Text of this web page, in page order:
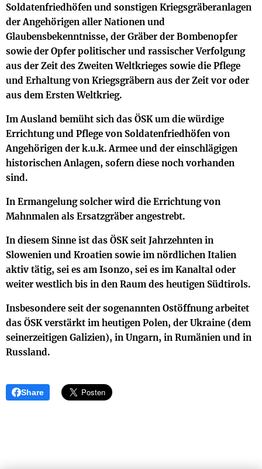
Soldatenfriedhöfen und sonstigen Kriegsgräberanlagen
der Angehörigen aller Nationen und
Glaubensbekenntnisse, der Gräber der Bombenopfer
sowie der Opfer politischer und rassischer Verfolgung
aus der Zeit des Zweiten Weltkrieges sowie die Pflege
und Erhaltung von Kriegsgräbern aus der Zeit vor oder
aus dem Ersten Weltkrieg.
Im Ausland bemüht sich das ÖSK um die würdige
Errichtung und Pflege von Soldatenfriedhöfen von
Angehörigen der k.u.k. Armee und der einschlägigen
historischen Anlagen, sofern diese noch vorhanden
sind.
In Ermangelung solcher wird die Errichtung von
Mahnmalen als Ersatzgräber angestrebt.
In diesem Sinne ist das ÖSK seit Jahrzehnten in
Slowenien und Kroatien sowie im nördlichen Italien
aktiv tätig, sei es am Isonzo, sei es im Kanaltal oder
weiter westlich bis in den Raum des heutigen Südtirols.
Insbesondere seit der sogenannten Ostöffnung arbeitet
das ÖSK verstärkt im heutigen Polen, der Ukraine (dem
seinerzeitigen Galizien), in Ungarn, in Rumänien und in
Russland.
Share